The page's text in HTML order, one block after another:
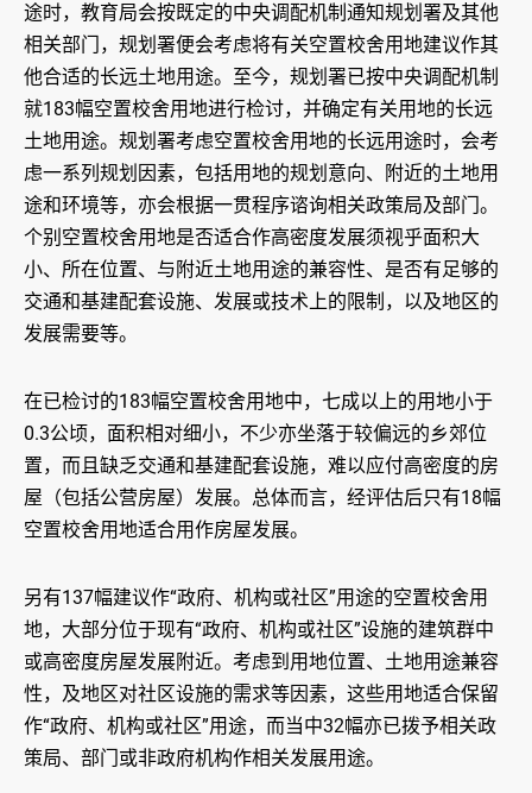
途时，教育局会按既定的中央调配机制通知规划署及其他
相关部门，规划署便会考虑将有关空置校舍用地建议作其
他合适的长远土地用途。至今，规划署已按中央调配机制
就183幅空置校舍用地进行检讨，并确定有关用地的长远
土地用途。规划署考虑空置校舍用地的长远用途时，会考
虑一系列规划因素，包括用地的规划意向、附近的土地用
途和环境等，亦会根据一贯程序谘询相关政策局及部门。
个别空置校舍用地是否适合作高密度发展须视乎面积大
小、所在位置、与附近土地用途的兼容性、是否有足够的
交通和基建配套设施、发展或技术上的限制，以及地区的
发展需要等。
在已检讨的183幅空置校舍用地中，七成以上的用地小于
0.3公顷，面积相对细小，不少亦坐落于较偏远的乡郊位
置，而且缺乏交通和基建配套设施，难以应付高密度的房
屋（包括公营房屋）发展。总体而言，经评估后只有18幅
空置校舍用地适合用作房屋发展。
另有137幅建议作“政府、机构或社区”用途的空置校舍用
地，大部分位于现有“政府、机构或社区”设施的建筑群中
或高密度房屋发展附近。考虑到用地位置、土地用途兼容
性，及地区对社区设施的需求等因素，这些用地适合保留
作“政府、机构或社区”用途，而当中32幅亦已拨予相关政
策局、部门或非政府机构作相关发展用途。